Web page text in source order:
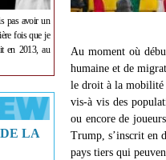
pas avoir un
fois que je
en 2013, au
LA
Au moment où
humaine et de
le droit à la mobilité
vis-à vis des
ou encore de
Trump, s’inscrit en
pays tiers qui